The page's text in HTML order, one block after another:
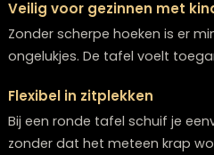
Onze stylisten